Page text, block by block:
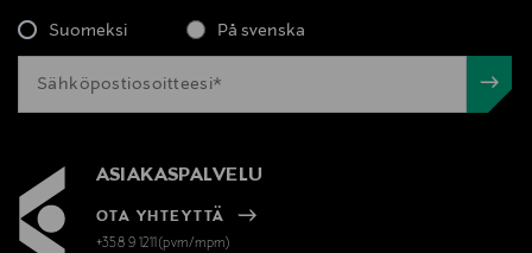
Valmistajan tuotenumero
LG0780
Loreal Finland Oy
Valmistajan osoite
Suomeksi På svenska
ASIAKASPALVELU
OTA YHTEYTTÄ
+358 9 1211(pvm/mpm)